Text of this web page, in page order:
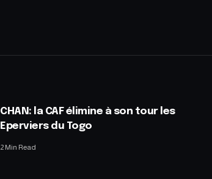
CHAN: la CAF élimine à son tour les
Eperviers du Togo
2 Min Read